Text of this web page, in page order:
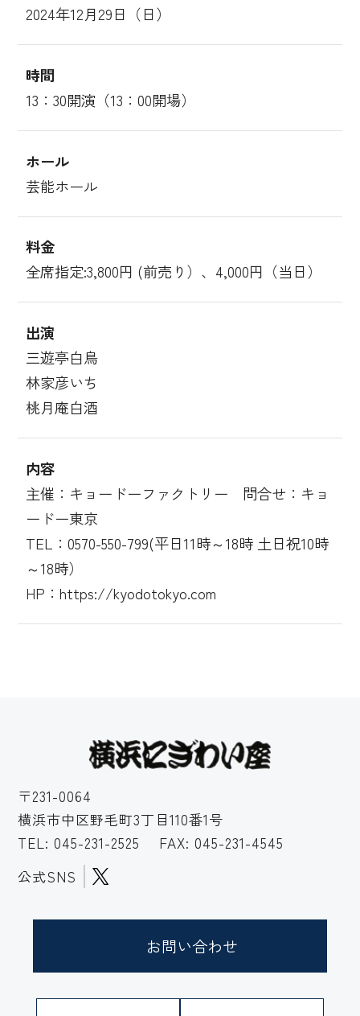
2024年12月29日（日）
時間
13：30開演（13：00開場）
ホール
芸能ホール
料金
全席指定:3,800円 (前売り）、4,000円（当日）
出演
三遊亭白鳥
林家彦いち
桃月庵白酒
内容
主催：キョードーファクトリー 問合せ：キョ
ードー東京
TEL：0570-550-799(平日11時～18時 土日祝10時
～18時）
HP：https://kyodotokyo.com
〒231-0064
横浜市中区野毛町3丁目110番1号
TEL: 045-231-2525
FAX: 045-231-4545
公式SNS
お問い合わせ